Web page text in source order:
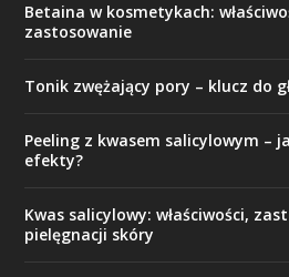
Betaina w kosmetykach:
zastosowanie
Tonik zwężający pory – klucz do
Peeling z kwasem salicylowym –
efekty?
Kwas salicylowy: właściwości,
pielęgnacji skóry